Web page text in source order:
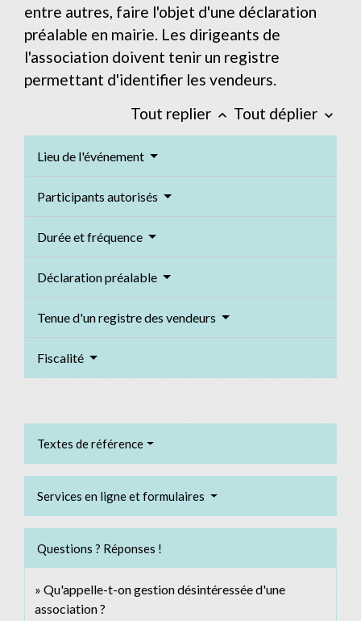
entre autres, faire l'objet d'une déclaration
préalable en mairie. Les dirigeants de
l'association doivent tenir un registre
permettant d'identifier les vendeurs.
Tout replier keyboard_arrow_up Tout déplier keyboard_arrow_down
Lieu de l'événement
Participants autorisés
Durée et fréquence
Déclaration préalable
Tenue d'un registre des vendeurs
Fiscalité
Textes de référence
Services en ligne et formulaires
Questions ? Réponses !
Qu'appelle-t-on gestion désintéressée d'une
association ?